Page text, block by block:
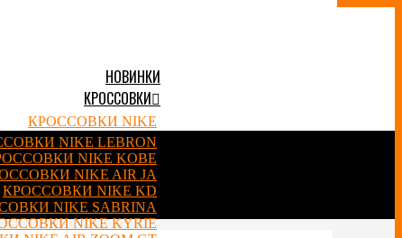
НОВИНКИ
КРОССОВКИ
КРОССОВКИ NIKE
NIKE LEBRON
NIKE KOBE
NIKE AIR JA
КРОССОВКИ NIKE KD
NIKE SABRINA
NIKE KYRIE